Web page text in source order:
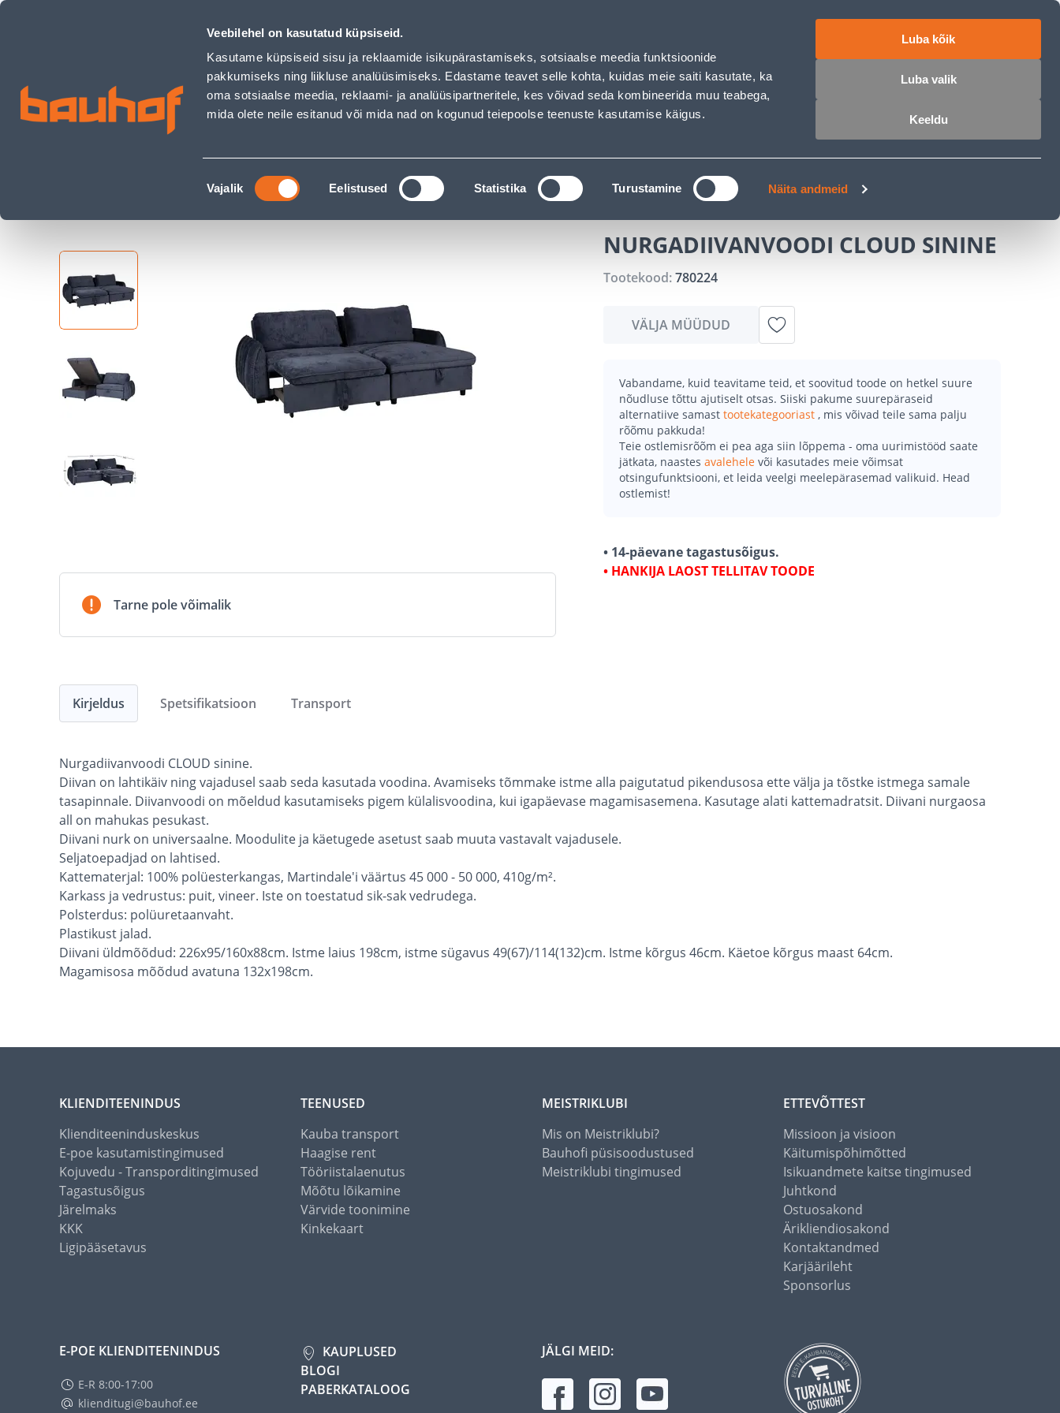
Veebilehel on kasutatud küpsiseid.
Kasutame küpsiseid sisu ja reklaamide isikupärastamiseks, sotsiaalse meedia funktsioonide
pakkumiseks ning liikluse analüüsimiseks. Edastame teavet selle kohta, kuidas meie saiti kasutate, ka
oma sotsiaalse meedia, reklaami- ja analüüsipartneritele, kes võivad seda kombineerida muu teabega,
mida olete neile esitanud või mida nad on kogunud teiepoolse teenuste kasutamise käigus.
Nõusoleku
valik
Vajalik Eelistused Statistika Turustamine Näita andmeid
Luba kõik
Luba valik
Keeldu
NURGADIIVANVOODI CLOUD SININE - Bauhof has loaded ETRUEN
OTSI Logi sisse Ostukorv
TOOTED MEISTRIKLUBI BLOGI
Kodu ja sisustus Mööbel Pehme mööbel NURGADIIVANVOODI CLOUD SININE
Tarne pole võimalik
NURGADIIVANVOODI CLOUD SININE
Tootekood:780224
VÄLJA MÜÜDUD
Vabandame, kuid teavitame teid, et soovitud toode on hetkel suure
nõudluse tõttu ajutiselt otsas. Siiski pakume suurepäraseid
alternatiive samast tootekategooriast , mis võivad teile sama palju
rõõmu pakkuda!
Teie ostlemisrõõm ei pea aga siin lõppema - oma uurimistööd saate
jätkata, naastes avalehele või kasutades meie võimsat
otsingufunktsiooni, et leida veelgi meelepärasemad valikuid. Head
ostlemist!
• 14-päevane tagastusõigus.
• HANKIJA LAOST TELLITAV TOODE
Kirjeldus
Nurgadiivanvoodi CLOUD sinine.
Diivan on lahtikäiv ning vajadusel saab seda kasutada voodina. Avamiseks tõmmake istme alla paigutatud pikendusosa ette välja ja tõstke istmega samale
tasapinnale. Diivanvoodi on mõeldud kasutamiseks pigem külalisvoodina, kui igapäevase magamisasemena. Kasutage alati kattemadratsit. Diivani nurgaosa
all on mahukas pesukast.
Diivani nurk on universaalne. Moodulite ja käetugede asetust saab muuta vastavalt vajadusele.
Seljatoepadjad on lahtised.
Kattematerjal: 100% polüesterkangas, Martindale'i väärtus 45 000 - 50 000, 410g/m².
Karkass ja vedrustus: puit, vineer. Iste on toestatud sik-sak vedrudega.
Polsterdus: polüuretaanvaht.
Plastikust jalad.
Diivani üldmõõdud: 226x95/160x88cm. Istme laius 198cm, istme sügavus 49(67)/114(132)cm. Istme kõrgus 46cm. Käetoe kõrgus maast 64cm.
Magamisosa mõõdud avatuna 132x198cm.
Spetsifikatsioon Transport
KLIENDITEENINDUS
Klienditeeninduskeskus
E-poe kasutamistingimused
Kojuvedu - Transporditingimused
Tagastusõigus
Järelmaks
KKK
Ligipääsetavus
TEENUSED
Kauba transport
Haagise rent
Tööriistalaenutus
Mõõtu lõikamine
Värvide toonimine
Kinkekaart
MEISTRIKLUBI
Mis on Meistriklubi?
Bauhofi püsisoodustused
Meistriklubi tingimused
ETTEVÕTTEST
Missioon ja visioon
Käitumispõhimõtted
Isikuandmete kaitse tingimused
Juhtkond
Ostuosakond
Ärikliendiosakond
Kontaktandmed
Karjäärileht
Sponsorlus
E-POE KLIENDITEENINDUS
E-R 8:00-17:00
klienditugi@bauhof.ee
KAUPLUSED
BLOGI
PABERKATALOOG
JÄLGI MEID: